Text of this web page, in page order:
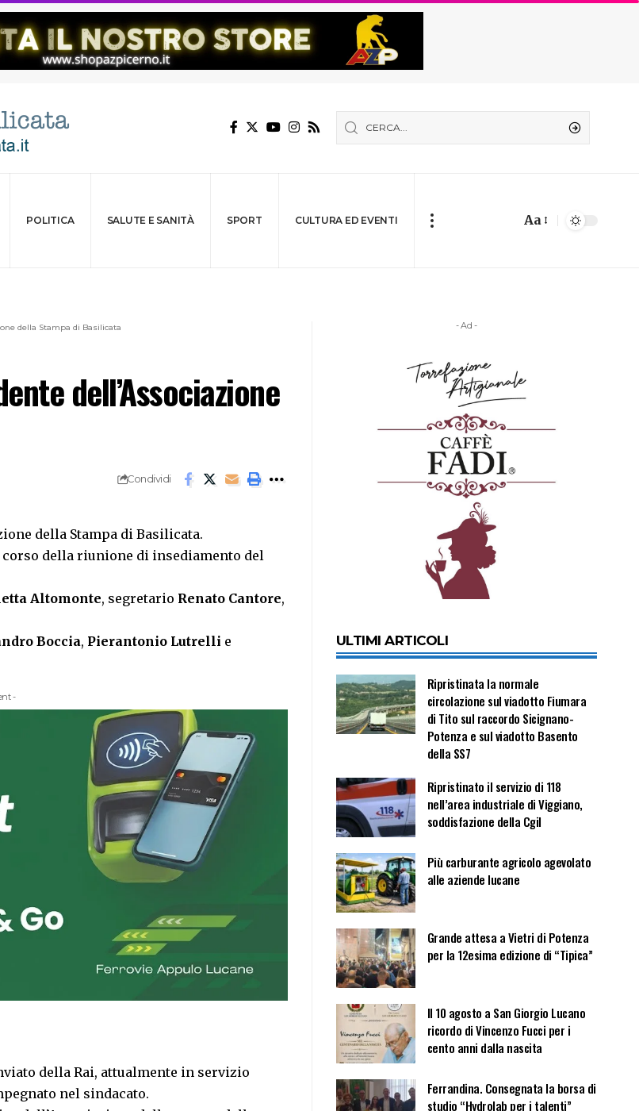
POLITICA SALUTE E SANITÀ SPORT CULTURA ED EVENTI Aa
della Stampa di Basilicata
dell’Associazione
Condividi
della Stampa di Basilicata.
corso della riunione di insediamento del
Altomonte, segretario Renato Cantore,
Boccia, Pierantonio Lutrelli e
-
della Rai, attualmente in servizio
nel sindacato.
- Ad -
ULTIMI ARTICOLI
Ripristinata la normale
circolazione sul viadotto Fiumara
di Tito sul raccordo Sicignano-
Potenza e sul viadotto Basento
della SS7
Ripristinato il servizio di 118
nell’area industriale di Viggiano,
soddisfazione della Cgil
Più carburante agricolo agevolato
alle aziende lucane
Grande attesa a Vietri di Potenza
per la 12esima edizione di “Tipica”
Il 10 agosto a San Giorgio Lucano
ricordo di Vincenzo Fucci per i
cento anni dalla nascita
Ferrandina. Consegnata la borsa di
studio “Hydrolab per i talenti”